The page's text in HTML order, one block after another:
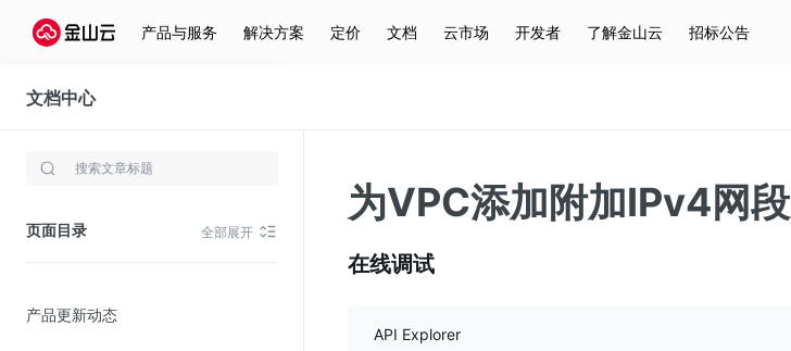
产品与服务 解决方案 定价 文档 云市场 开发者 了解金山云 招标公告
文档中心
虚拟私有网络(VPC)
页面目录 全部展开
产品更新动态
存储与云分发
云硬盘(EBS)
为VPC添加附加IPv4网段
在线调试
API Explorer